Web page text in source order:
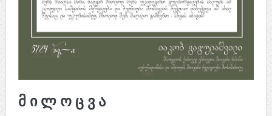
მ ი ლ ო ც ვ ა